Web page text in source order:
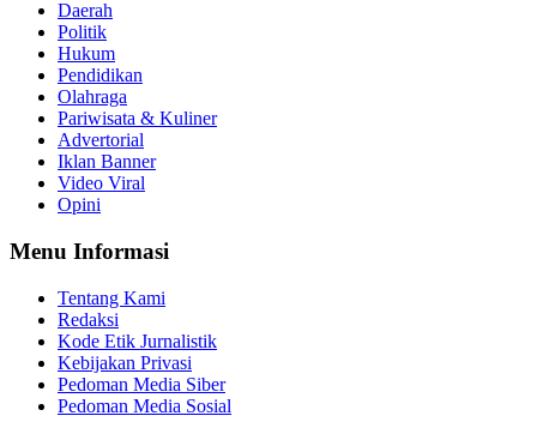
Daerah
Politik
Hukum
Pendidikan
Olahraga
Pariwisata & Kuliner
Advertorial
Iklan Banner
Video Viral
Opini
Menu Informasi
Tentang Kami
Redaksi
Kode Etik Jurnalistik
Kebijakan Privasi
Pedoman Media Siber
Pedoman Media Sosial